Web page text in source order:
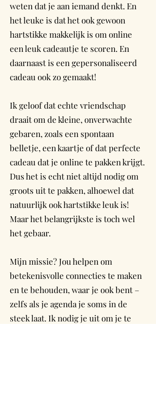
weten dat je aan iemand denkt. En
het leuke is dat het ook gewoon
hartstikke makkelijk is om online
een leuk cadeautje te scoren. En
daarnaast is een gepersonaliseerd
cadeau ook zo gemaakt!
Ik geloof dat echte vriendschap
draait om de kleine, onverwachte
gebaren, zoals een spontaan
belletje, een kaartje of dat perfecte
cadeau dat je online te pakken krijgt.
Dus het is echt niet altijd nodig om
groots uit te pakken, alhoewel dat
natuurlijk ook hartstikke leuk is!
Maar het belangrijkste is toch wel
het gebaar.
Mijn missie? Jou helpen om
betekenisvolle connecties te maken
en te behouden, waar je ook bent –
zelfs als je agenda je soms in de
steek laat. Ik nodig je uit om je te